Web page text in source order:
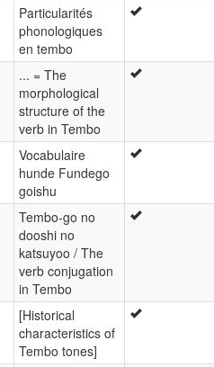
Particularités
phonologiques
en tembo
... = The
morphological
structure of the
verb in Tembo
Vocabulaire
hunde Fundego
goishu
Tembo-go no
dooshi no
katsuyoo / The
verb conjugation
in Tembo
[Historical
characteristics of
Tembo tones]